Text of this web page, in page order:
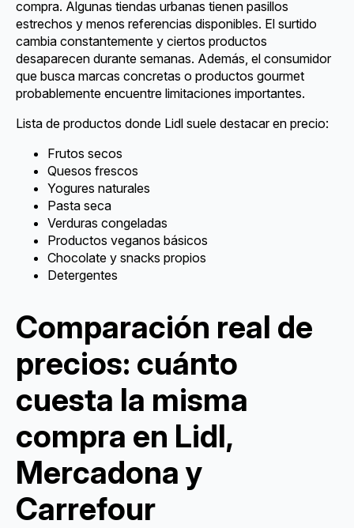
compra. Algunas tiendas urbanas tienen pasillos
estrechos y menos referencias disponibles. El surtido
cambia constantemente y ciertos productos
desaparecen durante semanas. Además, el consumidor
que busca marcas concretas o productos gourmet
probablemente encuentre limitaciones importantes.
Lista de productos donde Lidl suele destacar en precio:
Frutos secos
Quesos frescos
Yogures naturales
Pasta seca
Verduras congeladas
Productos veganos básicos
Chocolate y snacks propios
Detergentes
Comparación real de
precios: cuánto
cuesta la misma
compra en Lidl,
Mercadona y
Carrefour